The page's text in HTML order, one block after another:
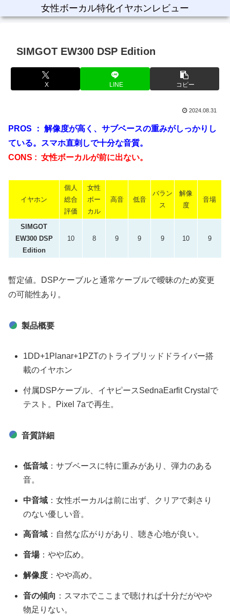
女性ボーカル特化イヤホンレビュー
SIMGOT EW300 DSP Edition
X LINE コピー
2024.08.31
PROS ： 解像度が高く、サブベースの重みがしっかりし
ている。スマホ直刺しで十分な音質。
CONS : 女性ボーカルが前に出ない。
イヤホン
個人
総合
評価
女性
ボー
カル
高音 低音
バラン
ス
解像
度
音場
SIMGOT
EW300 DSP
Edition
10 8 9 9 9 10 9
暫定値。DSPケーブルと通常ケーブルで曖昧のため変更
の可能性あり。
製品概要
1DD+1Planar+1PZTのトライブリッドドライバー搭
載のイヤホン
付属DSPケーブル、イヤピースSednaEarfit Crystalで
テスト。Pixel 7aで再生。
音質詳細
低音域 ：サブベースに特に重みがあり、弾力のある
音。
中音域 ：女性ボーカルは前に出ず、クリアで刺さり
のない優しい音。
高音域 ：自然な広がりがあり、聴き心地が良い。
音場：やや広め。
解像度 ：やや高め。
音の傾向 ：スマホでここまで聴ければ十分だがやや
物足りない。